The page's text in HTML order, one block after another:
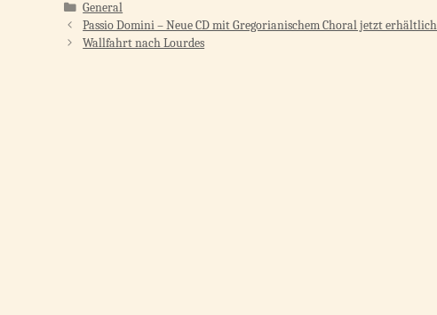
Kategorien
General
Passio Domini – Neue CD mit Gregorianischem Choral jetzt erhältlich
Wallfahrt nach Lourdes